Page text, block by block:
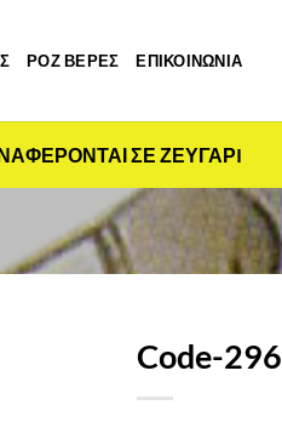
ΡΟΖ ΒΕΡΕΣ ΕΠΙΚΟΙΝΩΝΙΑ
ΣΕ ΖΕΥΓΑΡI
Code-296